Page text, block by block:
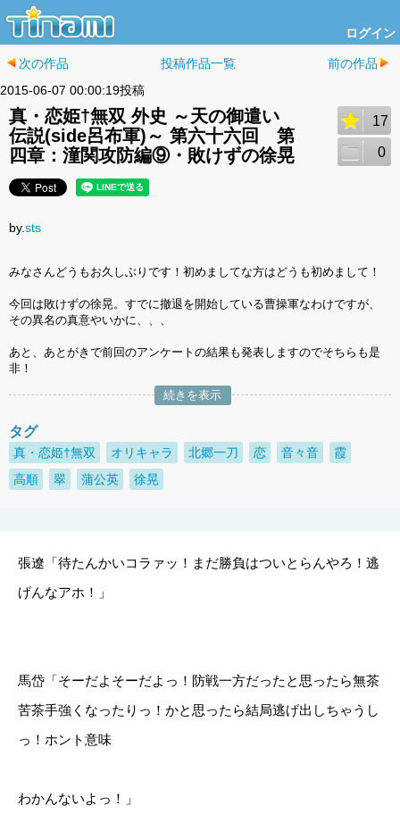
ログイン
次の作品 投稿作品一覧
前の作品
2015-06-07 00:00:19投稿
真・恋姫†無双 外史 ～天の御遣い
伝説(side呂布軍)～ 第六十六回 第
四章：潼関攻防編⑨・敗けずの徐晃
17
0
by.sts
みなさんどうもお久しぶりです！初めましてな方はどうも初めまして！
今回は敗けずの徐晃。すでに撤退を開始している曹操軍なわけですが、
その異名の真意やいかに、、、
あと、あとがきで前回のアンケートの結果も発表しますのでそちらも是
非！
続きを表示
タグ
真・恋姫†無双 オリキャラ 北郷一刀 恋 音々音
霞
高順
翠 蒲公英 徐晃
張遼「待たんかいコラァッ！まだ勝負はついとらんやろ！逃
げんなアホ！」
馬岱「そーだよそーだよっ！防戦一方だったと思ったら無茶
苦茶手強くなったりっ！かと思ったら結局逃げ出しちゃうし
っ！ホント意味
わかんないよっ！」